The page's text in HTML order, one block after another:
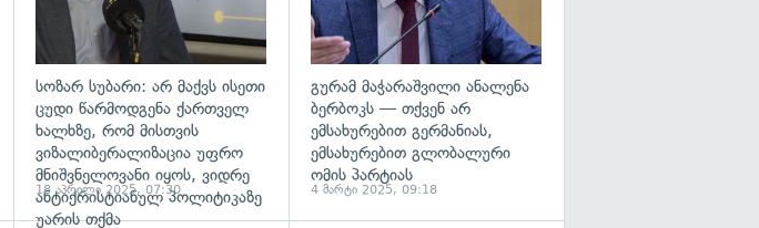
სოზარ სუბარი: არ მაქვს ისეთი
ცუდი წარმოდგენა ქართველ
ხალხზე, რომ მისთვის
ვიზალიბერალიზაცია უფრო
მნიშვნელოვანი იყოს, ვიდრე
ანტიქრისტიანულ პოლიტიკაზე
უარის თქმა
18 აპრილი 2025, 07:30
გურამ მაჭარაშვილი ანალენა
ბერბოკს — თქვენ არ
ემსახურებით გერმანიას,
ემსახურებით გლობალური
ომის პარტიას
4 მარტი 2025, 09:18